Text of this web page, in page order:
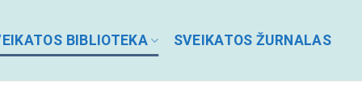
BIBLIOTEKA SVEIKATOS ŽURNALAS